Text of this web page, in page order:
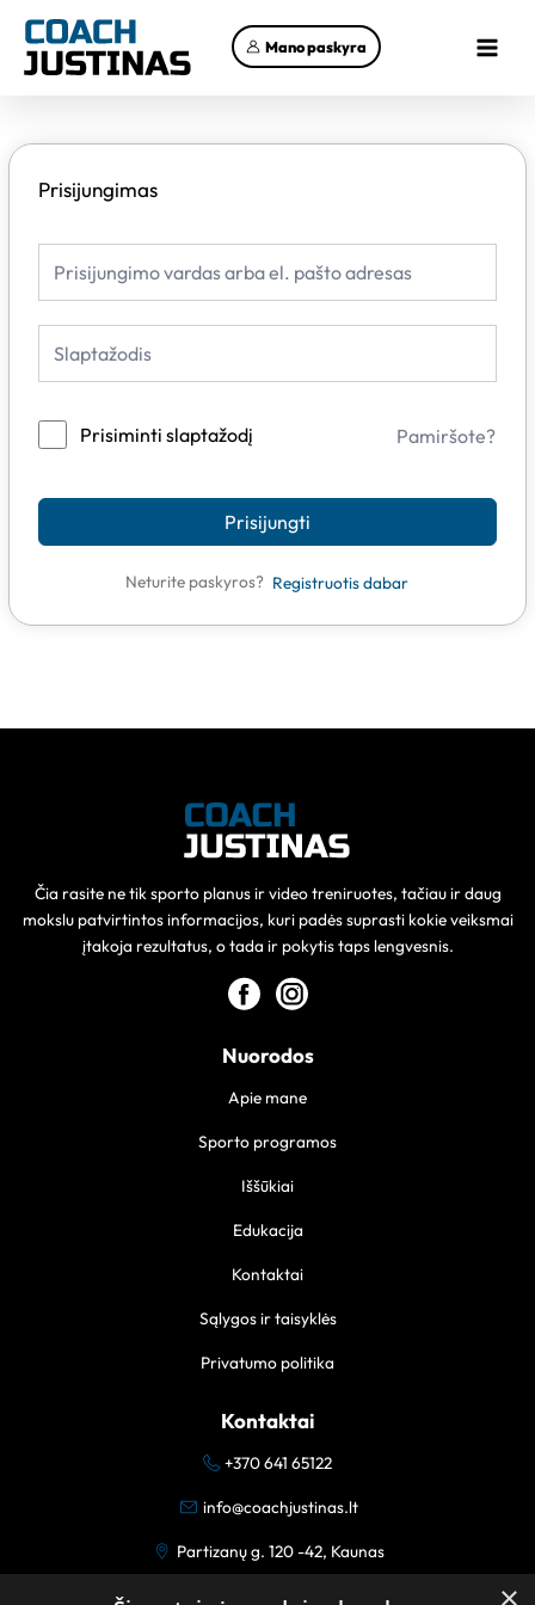
prie
turinio
Mano paskyra
Menu
Prisijungimas
Prisiminti slaptažodį Pamiršote?
Prisijungti
Neturite paskyros? Registruotis dabar
Čia rasite ne tik sporto planus ir video treniruotes, tačiau ir daug
mokslu patvirtintos informacijos, kuri padės suprasti kokie veiksmai
įtakoja rezultatus, o tada ir pokytis taps lengvesnis.
Nuorodos
Apie mane
Sporto programos
Iššūkiai
Edukacija
Kontaktai
Sąlygos ir taisyklės
Privatumo politika
Kontaktai
+370 641 65122
info@coachjustinas.lt
Partizanų g. 120 -42, Kaunas